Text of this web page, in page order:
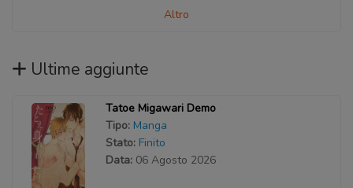
Altro
Ultime aggiunte
Tatoe Migawari Demo
Tipo: Manga
Stato: Finito
Data: 06 Agosto 2026